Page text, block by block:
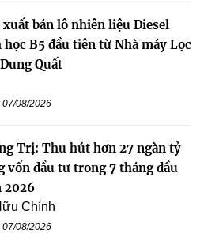
xuất bán lô nhiên liệu Diesel
học B5 đầu tiên từ Nhà máy Lọc
Quất
07/08/2026
Trị: Thu hút hơn 27 ngàn tỷ
vốn đầu tư trong 7 tháng đầu
2026
Chính
07/08/2026